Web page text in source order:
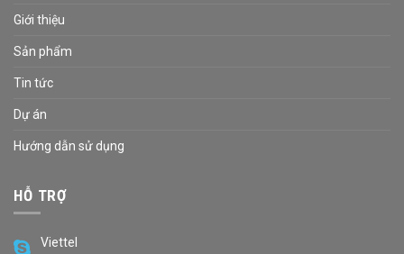
Giới thiệu
Sản phẩm
Tin tức
Dự án
Hướng dẫn sử dụng
HỖ TRỢ
Viettel